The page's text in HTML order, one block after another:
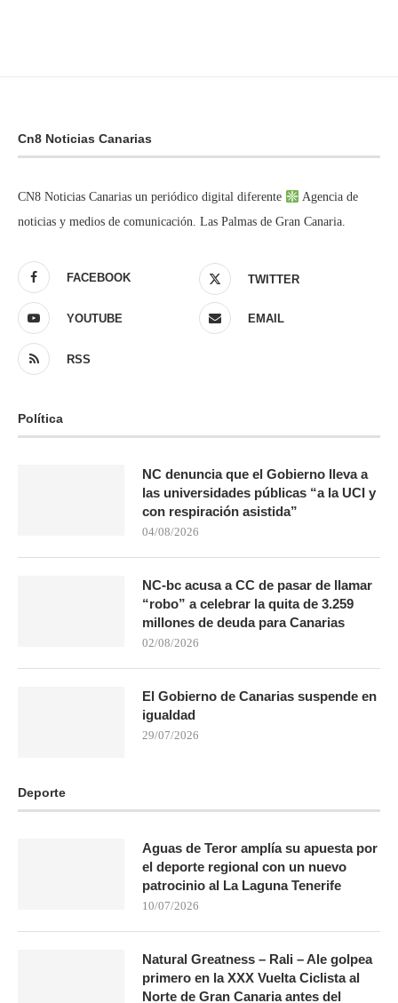
Cn8 Noticias Canarias
CN8 Noticias Canarias un periódico digital diferente
Agencia de
noticias y medios de comunicación. Las Palmas de Gran Canaria.
FACEBOOK TWITTER
YOUTUBE EMAIL
RSS
Política
NC denuncia que el Gobierno lleva a
las universidades públicas “a la UCI y
con respiración asistida”
04/08/2026
NC-bc acusa a CC de pasar de llamar
“robo” a celebrar la quita de 3.259
millones de deuda para Canarias
02/08/2026
El Gobierno de Canarias suspende en
igualdad
29/07/2026
Deporte
Aguas de Teror amplía su apuesta por
el deporte regional con un nuevo
patrocinio al La Laguna Tenerife
10/07/2026
Natural Greatness – Rali – Ale golpea
primero en la XXX Vuelta Ciclista al
Norte de Gran Canaria antes del